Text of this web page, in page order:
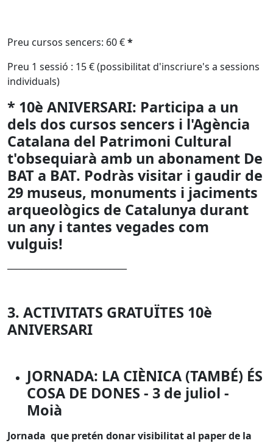
Preu cursos sencers: 60 €*
Preu 1 sessió : 15 € (possibilitat d'inscriure's a sessions
individuals)
* 10è ANIVERSARI: Participa a un
dels dos cursos sencers i l'Agència
Catalana del Patrimoni Cultural
t'obsequiarà amb un abonament De
BAT a BAT. Podràs visitar i gaudir de
29 museus, monuments i jaciments
arqueològics de Catalunya durant
un any i tantes vegades com
vulguis!
3. ACTIVITATS GRATUÏTES 10è
ANIVERSARI
JORNADA: LA CIÈNICA (TAMBÉ) ÉS
COSA DE DONES - 3 de juliol -
Moià
Jornada que pretén donar visibilitat al paper de la